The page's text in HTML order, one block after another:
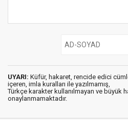
UYARI: Küfür, hakaret, rencide edici
içeren, imla kuralları ile yazılmamış,
Türkçe karakter kullanılmayan ve büyük
onaylanmamaktadır.